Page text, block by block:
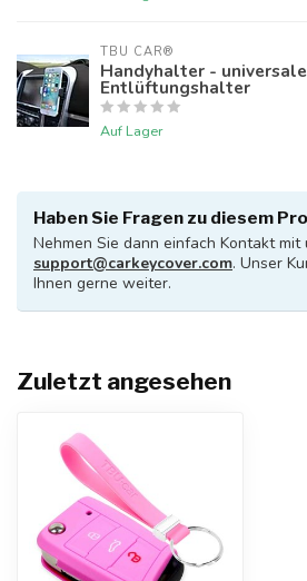
TBU CAR®
Handyhalter -
Entlüftungshalter
Auf Lager
Haben Sie Fragen zu diesem
Nehmen Sie dann einfach Kontakt mit
support@carkeycover.com. Unser
Ihnen gerne weiter.
Zuletzt angesehen